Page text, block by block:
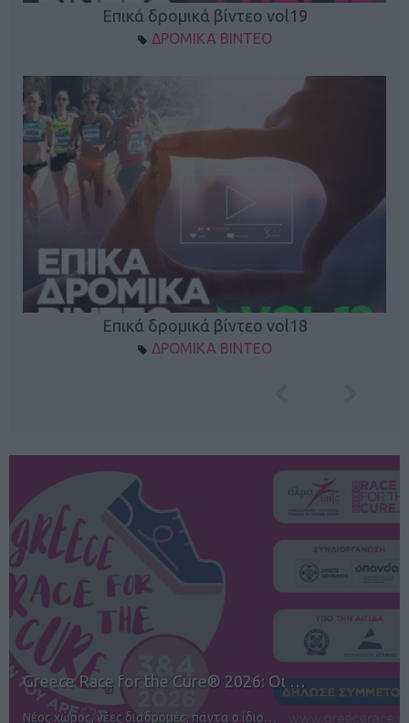
Επικά δρομικά βίντεο vol19
ΔΡΟΜΙΚΑ ΒΙΝΤΕΟ
Επικά δρομικά βίντεο vol18
ΔΡΟΜΙΚΑ ΒΙΝΤΕΟ
12ος TUI Rhodes Marathon: Άνοιγμα ε…
Αγώνες για όλους στην Ρόδο